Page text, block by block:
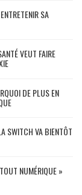
SA
VEUT FAIRE
DE PLUS EN
SWITCH VA BIENTÔT
NUMÉRIQUE »